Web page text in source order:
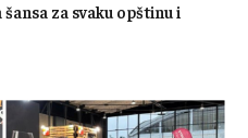
za svaku opštinu i